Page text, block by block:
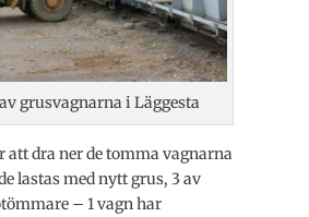
grusvagnarna i Läggesta
att dra ner de tomma vagnarna
lastas med nytt grus, 3 av
– 1 vagn har